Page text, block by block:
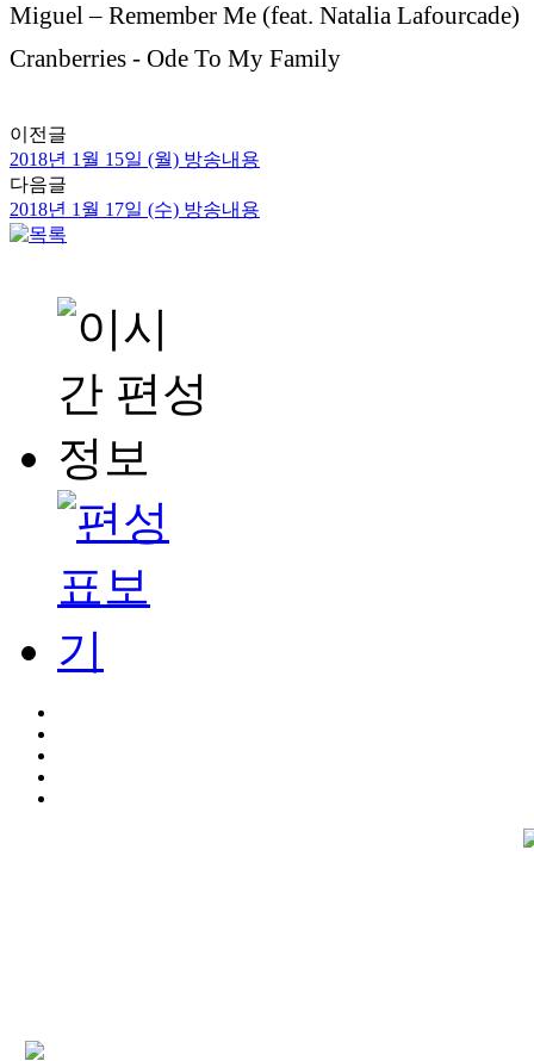
Miguel – Remember Me (feat. Natalia Lafourcade)
Cranberries - Ode To My Family
이전글
2018년 1월 15일 (월) 방송내용
다음글
2018년 1월 17일 (수) 방송내용